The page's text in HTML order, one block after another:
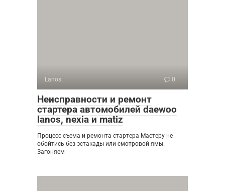
Lanos 0
Неисправности и ремонт
стартера автомобилей daewoo
lanos, nexia и matiz
Процесс съема и ремонта стартера Мастеру не
обойтись без эстакады или смотровой ямы.
Загоняем